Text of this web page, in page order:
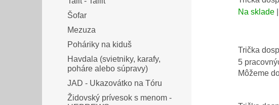
Šofar
Mezuza
Poháriky na kiduš
Havdala (svietniky, karafy,
poháre alebo súpravy)
JAD - Ukazovátko na Tóru
Židovský prívesok s menom -
Na sklade
Trička
5
Môžeme